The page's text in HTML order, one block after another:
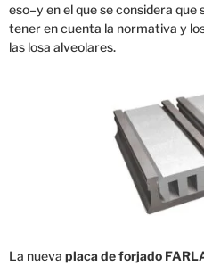
eso–y en elque se considera que
tener encuenta la normativa y
las losa alveolares.
La nueva placa deforjado